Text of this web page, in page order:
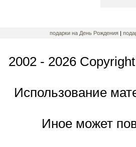
подарки на День Рождения |
2002 - 2026
Использование
Иное может